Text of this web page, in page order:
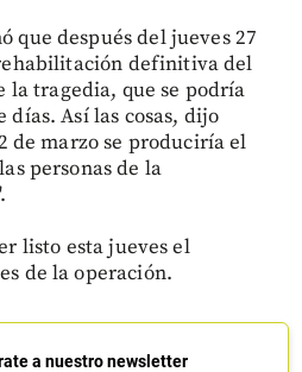
que después del jueves 27
definitiva del
la tragedia, que se podría
Así las cosas, dijo
de marzo se produciría el
personas de la
listo esta jueves el
de la operación.
a nuestro newsletter